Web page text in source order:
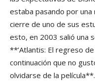
estaba pasando por una
cierre de uno de sus
esto, en 2003 salió una
**’Atlantis: El regreso
continuación que no
olvidarse de la película**.